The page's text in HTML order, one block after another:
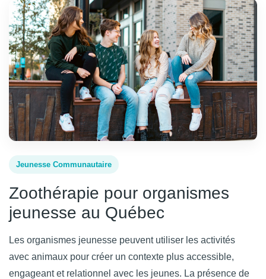
Jeunesse Communautaire
Zoothérapie pour organismes
jeunesse au Québec
Les organismes jeunesse peuvent utiliser les activités
avec animaux pour créer un contexte plus accessible,
engageant et relationnel avec les jeunes. La présence de